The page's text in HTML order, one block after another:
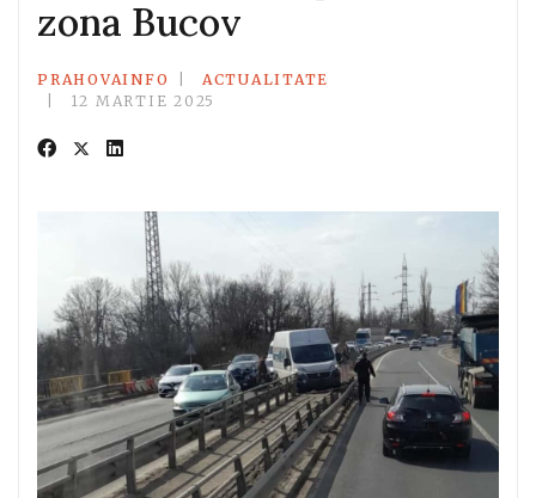
zona Bucov
PRAHOVAINFO
ACTUALITATE
12 MARTIE 2025